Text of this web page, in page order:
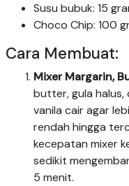
Susu bubuk: 15
Choco Chip: 100
Cara Membuat:
Mixer Margarin,
butter, gula halus,
vanila cair agar
rendah hingga
kecepatan mixer
sedikit
5 menit.